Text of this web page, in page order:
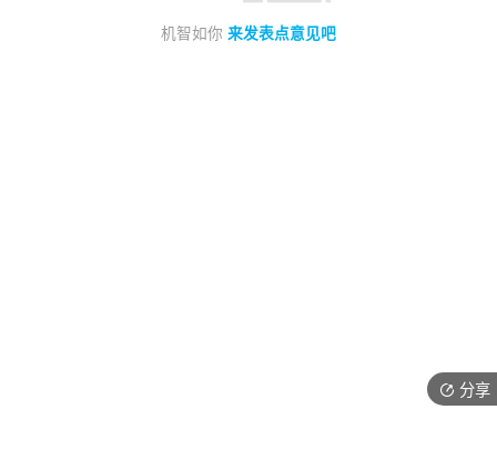
分享
机智如你 来发表点意见吧